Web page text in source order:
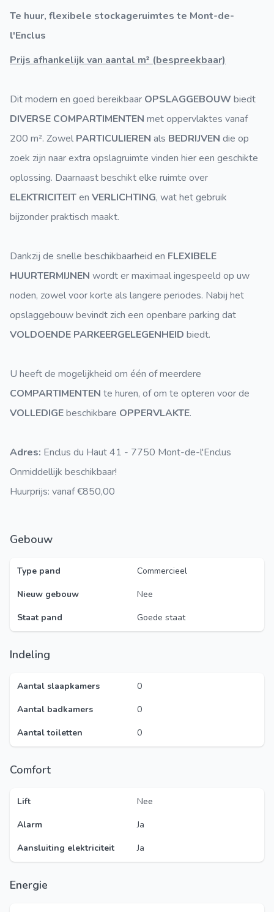
Te huur, flexibele stockageruimtes te Mont-de-
l'Enclus
Prijs afhankelijk van aantal m² (bespreekbaar)
Dit modern en goed bereikbaar OPSLAGGEBOUW biedt
DIVERSE COMPARTIMENTEN met oppervlaktes vanaf
200 m². Zowel PARTICULIEREN als BEDRIJVEN die op
zoek zijn naar extra opslagruimte vinden hier een geschikte
oplossing. Daarnaast beschikt elke ruimte over
ELEKTRICITEITen VERLICHTING, wat het gebruik
bijzonder praktisch maakt.
Dankzij de snelle beschikbaarheid en FLEXIBELE
HUURTERMIJNEN wordt er maximaal ingespeeld op uw
noden, zowel voor korte als langere periodes. Nabij het
opslaggebouw bevindt zich een openbare parking dat
VOLDOENDE PARKEERGELEGENHEID biedt.
U heeft de mogelijkheid om één of meerdere
COMPARTIMENTEN te huren, of om te opteren voor de
VOLLEDIGEbeschikbare OPPERVLAKTE.
Adres: Enclus du Haut 41 - 7750 Mont-de-l'Enclus
Onmiddellijk beschikbaar!
Huurprijs: vanaf €850,00
Gebouw
Type pand
Commercieel
Nieuw gebouw
Nee
Staat pand
Goede staat
Indeling
Aantal slaapkamers
0
Aantal badkamers
0
Aantal toiletten
0
Comfort
Lift
Nee
Alarm
Ja
Aansluiting elektriciteit
Ja
Energie